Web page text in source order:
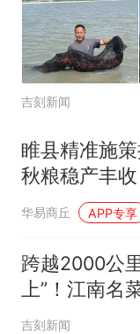
吉刻新闻
睢县精准施
秋粮稳产丰收
华易商丘 APP专享
跨越2000公
上”！江南名
吉林镇赉变身
吉刻新闻